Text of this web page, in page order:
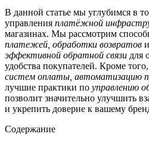
В данной статье мы углубимся в
управления платёжной
магазинах. Мы рассмотрим
платежей, обработки возвратов и
эффективной обратной связи для
удобства покупателей. Кроме
систем оплаты, автоматизацию
лучшие практики по управлению
позволит значительно улучшить
и укрепить доверие к вашему
Содержание